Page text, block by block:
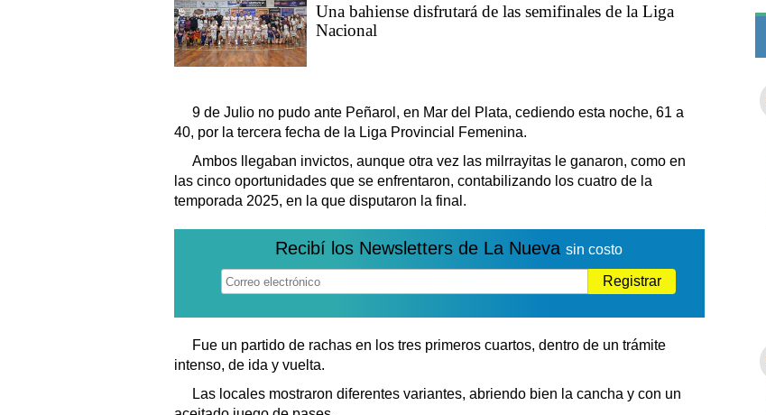
Una bahiense disfrutará de las semifinales de la Liga
Nacional
9 de Julio no pudo ante Peñarol, en Mar del Plata, cediendo esta noche, 61 a
40, por la tercera fecha de la Liga Provincial Femenina.
Ambos llegaban invictos, aunque otra vez las milrrayitas le ganaron, como en
las cinco oportunidades que se enfrentaron, contabilizando los cuatro de la
temporada 2025, en la que disputaron la final.
Recibí los Newsletters de La Nueva sin costo
Registrar
Fue un partido de rachas en los tres primeros cuartos, dentro de un trámite
intenso, de ida y vuelta.
Las locales mostraron diferentes variantes, abriendo bien la cancha y con un